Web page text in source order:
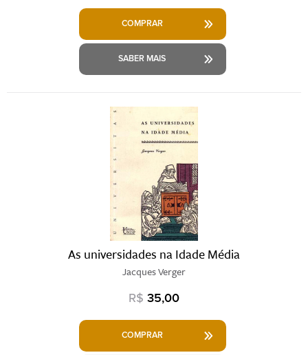
COMPRAR
SABER MAIS
As universidades na Idade Média
Jacques Verger
R$ 35,00
COMPRAR